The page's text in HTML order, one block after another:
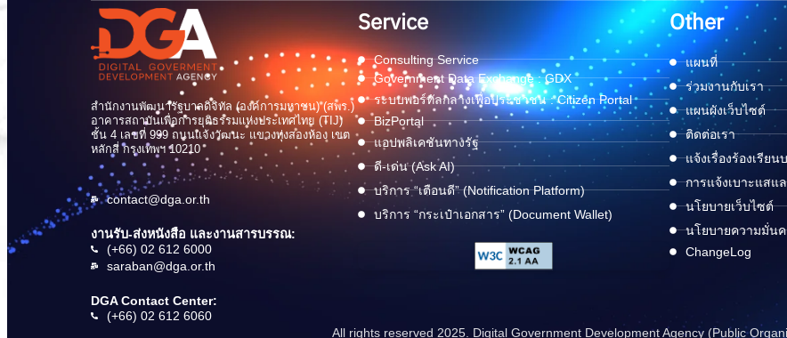
สำนักงานพัฒนารัฐบาลดิจิทัล (องค์การมหาชน) (สพร.)
อาคารสถาบันเพื่อการยุติธรรมแห่งประเทศไทย (TIJ)
ชั้น 4 เลขที่ 999 ถนนแจ้งวัฒนะ แขวงทุ่งสองห้อง เขต
หลักสี่ กรุงเทพฯ 10210
contact@dga.or.th
งานรับ-ส่งหนังสือ และงานสารบรรณ:
(+66) 02 612 6000
saraban@dga.or.th
DGA Contact Center:
(+66) 02 612 6060
Service
Consulting Service
Government Data Exchange : GDX
ระบบพอร์ทัลกลางเพื่อประชาชน : Citizen Portal
BizPortal
แอปพลิเคชันทางรัฐ
ดี-เด่น (Ask AI)
บริการ “เตือนดี” (Notification Platform)
บริการ “กระเป๋าเอกสาร” (Document Wallet)
Other
แผนที่
ร่วมงานกับเรา
แผนผังเว็บไซต์
ติดต่อเรา
แจ้งเรื่องร้องเรียนบ
การแจ้งเบาะแสแ
นโยบายเว็บไซต์
นโยบายความมั่นค
ChangeLog
All rights reserved 2025. Digital Government Development Agency (Public